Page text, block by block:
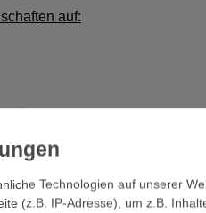
auf:
(Sabotageschutz)
Technologien auf unserer
(z.B. IP-Adresse), um z.B.